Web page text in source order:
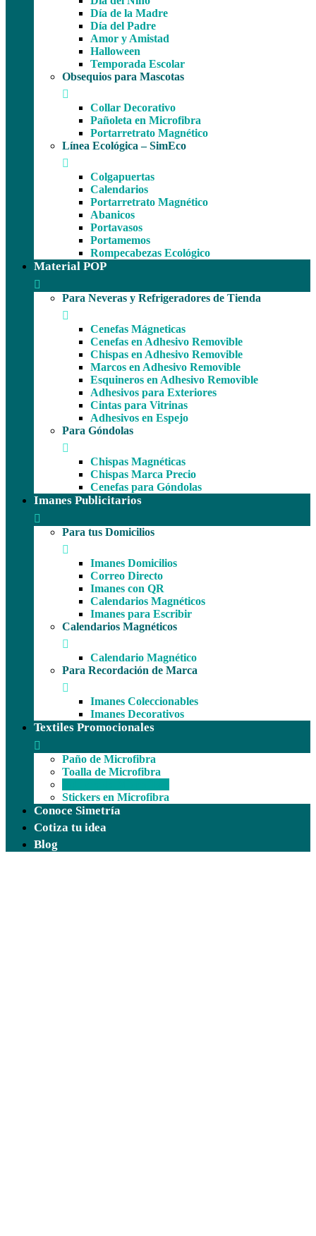
Día de la Madre
Día del Padre
Amor y Amistad
Halloween
Temporada Escolar
Obsequios para Mascotas
Collar Decorativo
Pañoleta en Microfibra
Portarretrato Magnético
Línea Ecológica – SimEco
Colgapuertas
Calendarios
Portarretrato Magnético
Abanicos
Portavasos
Portamemos
Rompecabezas Ecológico
Material POP
Para Neveras y Refrigeradores de Tienda
Cenefas Mágneticas
Cenefas en Adhesivo Removible
Chispas en Adhesivo Removible
Marcos en Adhesivo Removible
Esquineros en Adhesivo Removible
Adhesivos para Exteriores
Cintas para Vitrinas
Adhesivos en Espejo
Para Góndolas
Chispas Magnéticas
Chispas Marca Precio
Cenefas para Góndolas
Imanes Publicitarios
Para tus Domicilios
Imanes Domicilios
Correo Directo
Imanes con QR
Calendarios Magnéticos
Imanes para Escribir
Calendarios Magnéticos
Calendario Magnético
Para Recordación de Marca
Imanes Coleccionables
Imanes Decorativos
Textiles Promocionales
Paño de Microfibra
Toalla de Microfibra
Stickers en Microfibra
Conoce Simetría
Cotiza tu idea
Blog